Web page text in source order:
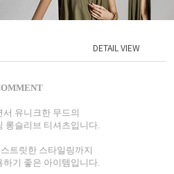
DETAIL VIEW
서 유니크한 무드의
롱슬리브 티셔츠입니다.
트릿한 스타일링까지
기 좋은 아이템입니다.